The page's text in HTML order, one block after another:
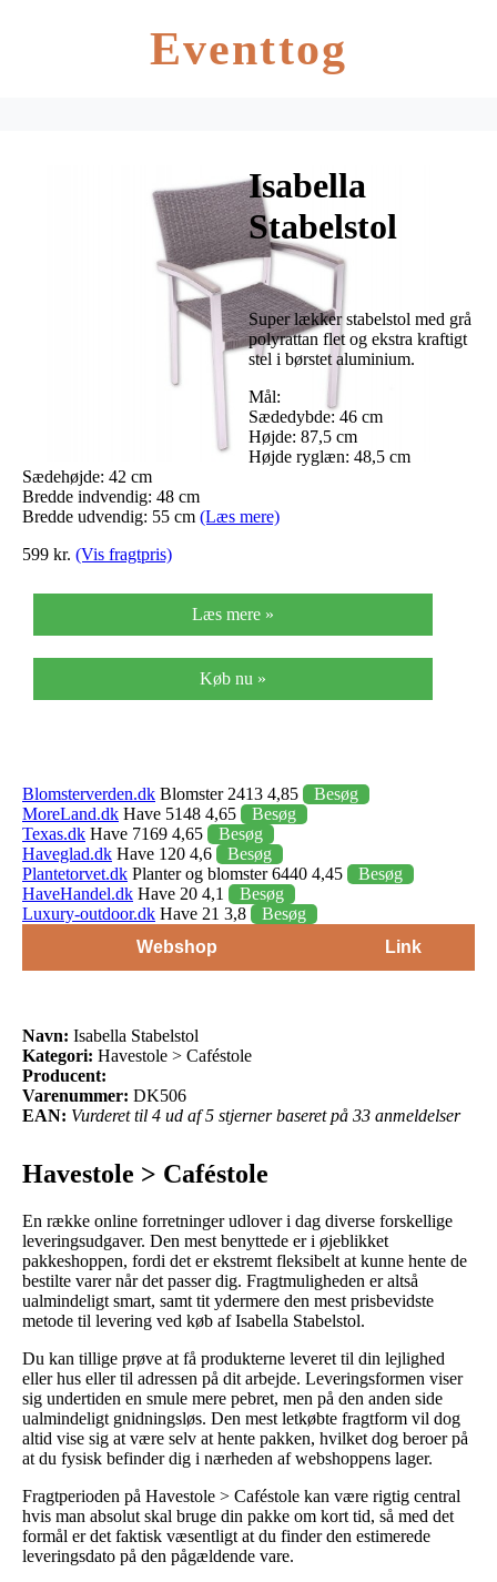
Eventtog
Isabella
Stabelstol
Super lækker stabelstol med grå
polyrattan flet og ekstra kraftigt
stel i børstet aluminium.
Mål:
Sædedybde: 46 cm
Højde: 87,5 cm
Højde ryglæn: 48,5 cm
Sædehøjde: 42 cm
Bredde indvendig: 48 cm
Bredde udvendig: 55 cm (Læs mere)
599 kr. (Vis fragtpris)
Læs mere »
Køb nu »
Blomsterverden.dk Blomster 2413 4,85
Besøg
MoreLand.dk Have 5148 4,65
Besøg
Texas.dk Have 7169 4,65
Besøg
Haveglad.dk Have 120 4,6
Besøg
Plantetorvet.dk Planter og blomster 6440 4,45
Besøg
HaveHandel.dk Have 20 4,1
Besøg
Luxury-outdoor.dk Have 21 3,8
Besøg
Webshop
Link
Navn: Isabella Stabelstol
Kategori: Havestole > Caféstole
Producent:
Varenummer: DK506
EAN: Vurderet til 4 ud af 5 stjerner baseret på 33 anmeldelser
Havestole > Caféstole
En række online forretninger udlover i dag diverse forskellige
leveringsudgaver. Den mest benyttede er i øjeblikket
pakkeshoppen, fordi det er ekstremt fleksibelt at kunne hente de
bestilte varer når det passer dig. Fragtmuligheden er altså
ualmindeligt smart, samt tit ydermere den mest prisbevidste
metode til levering ved køb af Isabella Stabelstol.
Du kan tillige prøve at få produkterne leveret til din lejlighed
eller hus eller til adressen på dit arbejde. Leveringsformen viser
sig undertiden en smule mere pebret, men på den anden side
ualmindeligt gnidningsløs. Den mest letkøbte fragtform vil dog
altid vise sig at være selv at hente pakken, hvilket dog beroer på
at du fysisk befinder dig i nærheden af webshoppens lager.
Fragtperioden på Havestole > Caféstole kan være rigtig central
hvis man absolut skal bruge din pakke om kort tid, så med det
formål er det faktisk væsentligt at du finder den estimerede
leveringsdato på den pågældende vare.